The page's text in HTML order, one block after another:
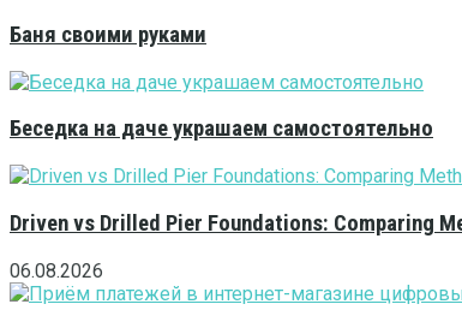
Баня своими руками
Беседка на даче украшаем самостоятельно
Driven vs Drilled Pier Foundations: Comparing
06.08.2026